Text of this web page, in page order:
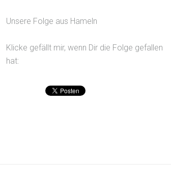
Unsere Folge aus Hameln
Klicke gefällt mir, wenn Dir die Folge gefallen
hat: